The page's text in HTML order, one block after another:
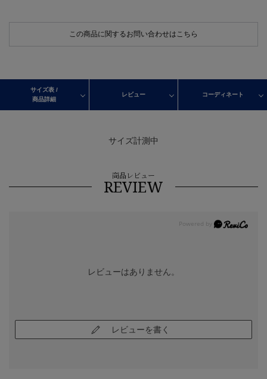
この商品に関するお問い合わせはこちら
サイズ表 /
商品詳細
レビュー コーディネート
サイズ計測中
商品レビュー
REVIEW
レビューはありません。
レビューを書く